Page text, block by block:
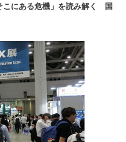
こにある危機」を読み解く 国